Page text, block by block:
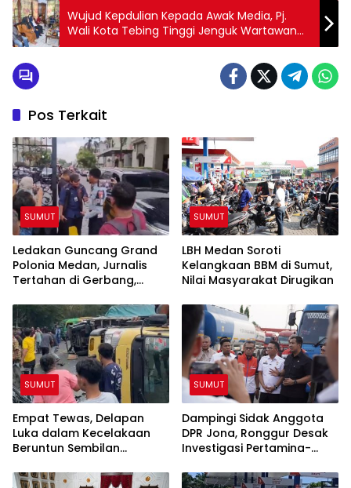
Wujud Kepdulian Kepada Awak Media, Pj.
Wali Kota Tebing Tinggi Jenguk Wartawan
Yang Sakit
Pos Terkait
SUMUT
Ledakan Guncang Grand
Polonia Medan, Jurnalis
Tertahan di Gerbang,
Masuk Lokasi
SUMUT
LBH Medan Soroti
Kelangkaan BBM di Sumut,
Nilai Masyarakat Dirugikan
SUMUT
Empat Tewas, Delapan
Luka dalam Kecelakaan
Beruntun Sembilan
SUMUT
Dampingi Sidak Anggota
DPR Jona, Ronggur Desak
Investigasi Pertamina-
BBM di Sumut